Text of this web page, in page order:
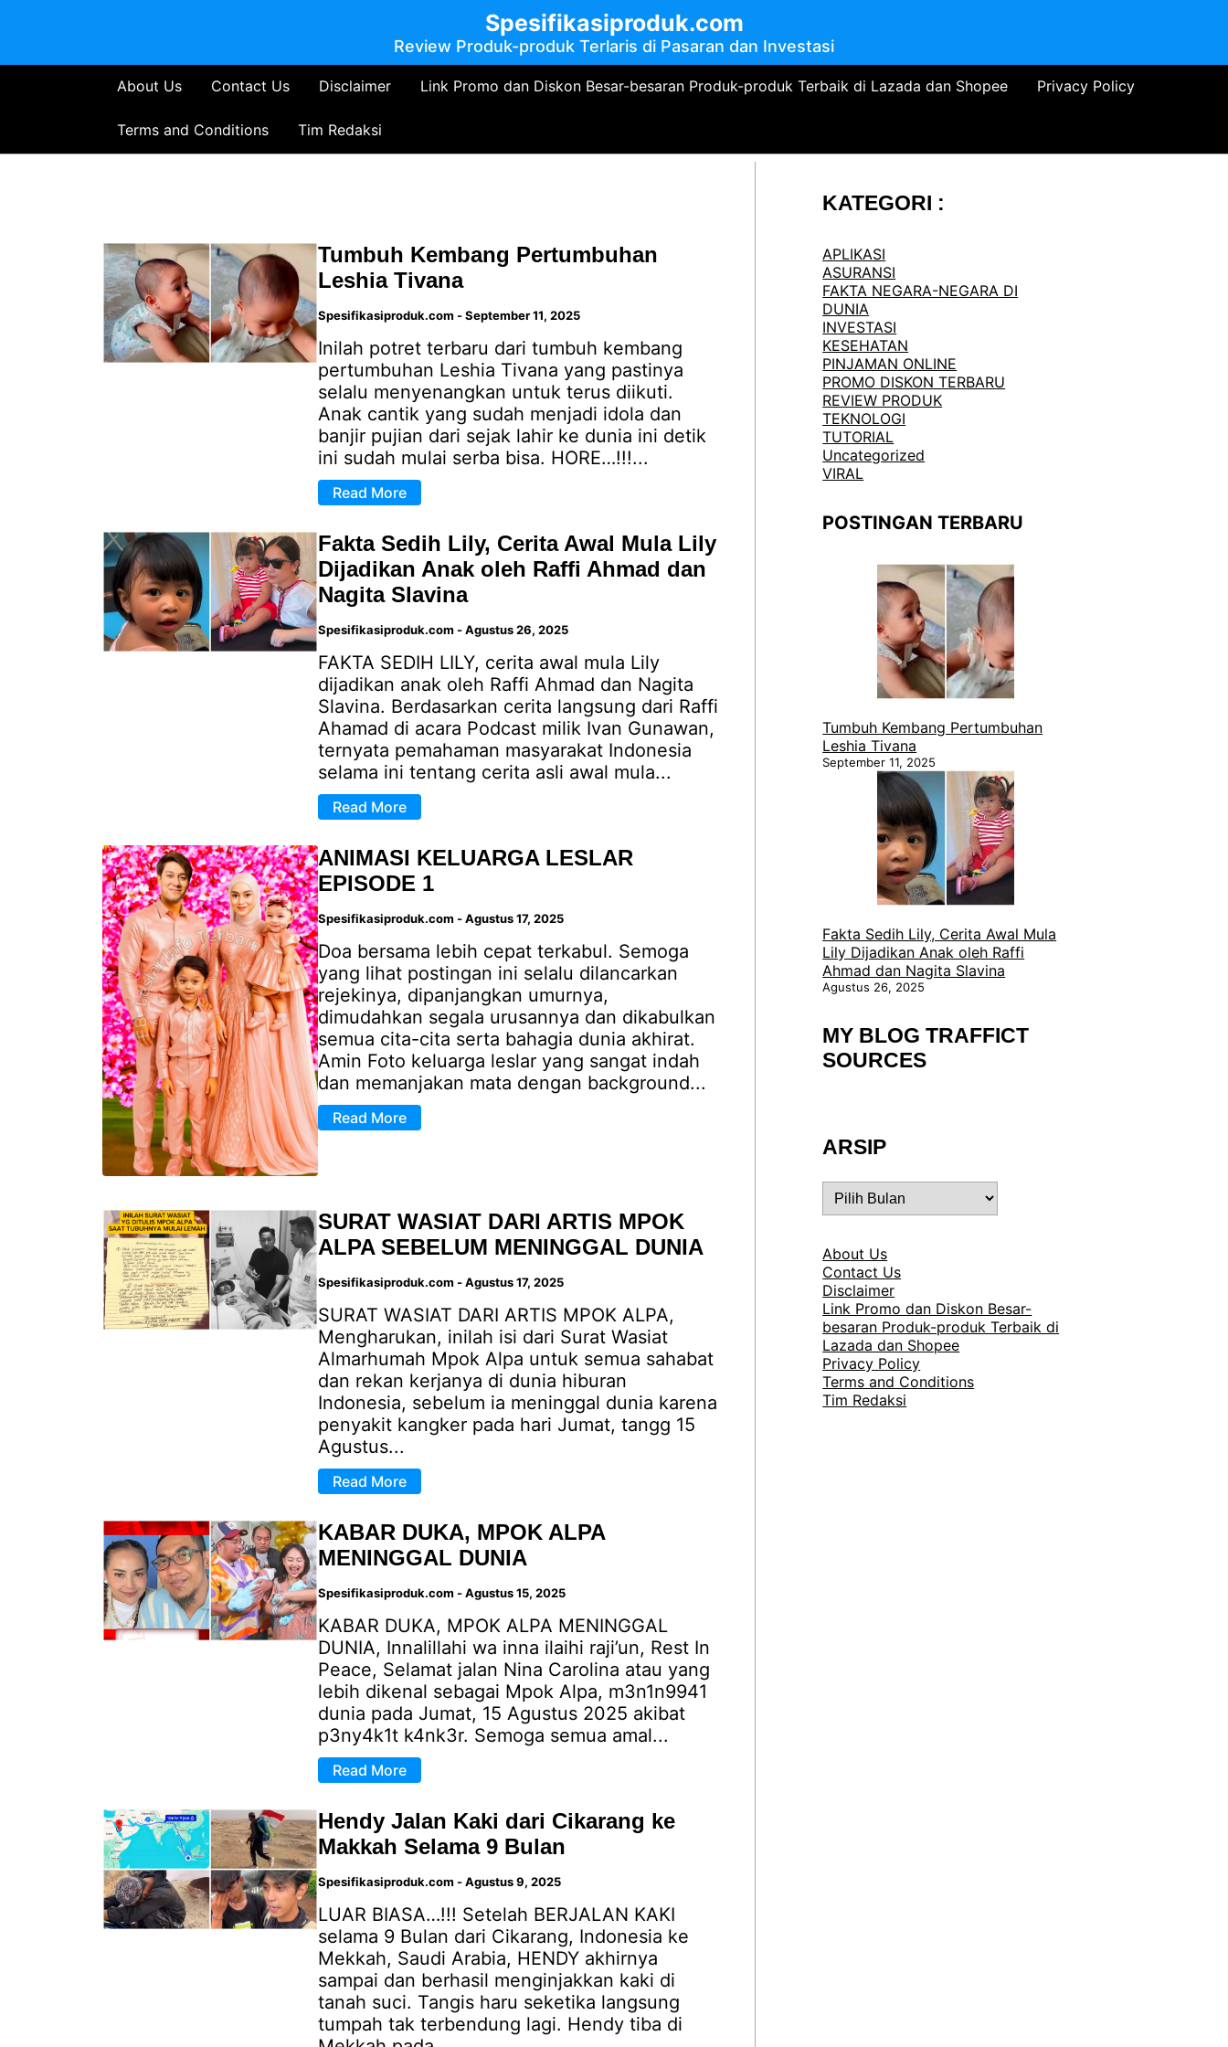
Spesifikasiproduk.com
Review Produk-produk Terlaris di Pasaran dan Investasi
About Us Contact Us Disclaimer Link Promo dan Diskon Besar-besaran Produk-produk Terbaik di Lazada dan Shopee Privacy Policy
Terms and Conditions Tim Redaksi
Tumbuh Kembang Pertumbuhan
Leshia Tivana
Spesifikasiproduk.com -September 11, 2025
Inilah potret terbaru dari tumbuh kembang
pertumbuhan Leshia Tivana yang pastinya
selalu menyenangkan untuk terus diikuti.
Anak cantik yang sudah menjadi idola dan
banjir pujian dari sejak lahir ke dunia ini detik
ini sudah mulai serba bisa. HORE…!!!...
Read More
Fakta Sedih Lily, Cerita Awal Mula Lily
Dijadikan Anak oleh Raffi Ahmad dan
Nagita Slavina
Spesifikasiproduk.com -Agustus 26, 2025
FAKTA SEDIH LILY, cerita awal mula Lily
dijadikan anak oleh Raffi Ahmad dan Nagita
Slavina. Berdasarkan cerita langsung dari Raffi
Ahamad di acara Podcast milik Ivan Gunawan,
ternyata pemahaman masyarakat Indonesia
selama ini tentang cerita asli awal mula...
Read More
ANIMASI KELUARGA LESLAR
EPISODE 1
Spesifikasiproduk.com -Agustus 17, 2025
Doa bersama lebih cepat terkabul. Semoga
yang lihat postingan ini selalu dilancarkan
rejekinya, dipanjangkan umurnya,
dimudahkan segala urusannya dan dikabulkan
semua cita-cita serta bahagia dunia akhirat.
Amin Foto keluarga leslar yang sangat indah
dan memanjakan mata dengan background...
Read More
SURAT WASIAT DARI ARTIS MPOK
ALPA SEBELUM MENINGGAL DUNIA
Spesifikasiproduk.com -Agustus 17, 2025
SURAT WASIAT DARI ARTIS MPOK ALPA,
Mengharukan, inilah isi dari Surat Wasiat
Almarhumah Mpok Alpa untuk semua sahabat
dan rekan kerjanya di dunia hiburan
Indonesia, sebelum ia meninggal dunia karena
penyakit kangker pada hari Jumat, tangg 15
Agustus...
Read More
KABAR DUKA, MPOK ALPA
MENINGGAL DUNIA
Spesifikasiproduk.com -Agustus 15, 2025
KABAR DUKA, MPOK ALPA MENINGGAL
DUNIA, Innalillahi wa inna ilaihi raji’un, Rest In
Peace, Selamat jalan Nina Carolina atau yang
lebih dikenal sebagai Mpok Alpa, m3n1n9941
dunia pada Jumat, 15 Agustus 2025 akibat
p3ny4k1t k4nk3r. Semoga semua amal...
Read More
Hendy Jalan Kaki dari Cikarang ke
Makkah Selama 9 Bulan
Spesifikasiproduk.com -Agustus 9, 2025
LUAR BIASA…!!! Setelah BERJALAN KAKI
selama 9 Bulan dari Cikarang, Indonesia ke
Mekkah, Saudi Arabia, HENDY akhirnya
sampai dan berhasil menginjakkan kaki di
tanah suci. Tangis haru seketika langsung
tumpah tak terbendung lagi. Hendy tiba di
KATEGORI :
APLIKASI
ASURANSI
FAKTA NEGARA-NEGARA DI
DUNIA
INVESTASI
KESEHATAN
PINJAMAN ONLINE
PROMO DISKON TERBARU
REVIEW PRODUK
TEKNOLOGI
TUTORIAL
Uncategorized
VIRAL
POSTINGAN TERBARU
Tumbuh Kembang Pertumbuhan
Leshia Tivana
September 11, 2025
Fakta Sedih Lily, Cerita Awal Mula
Lily Dijadikan Anak oleh Raffi
Ahmad dan Nagita Slavina
Agustus 26, 2025
MY BLOG TRAFFICT
SOURCES
ARSIP
ARSIP
About Us
Contact Us
Disclaimer
Link Promo dan Diskon Besar-
besaran Produk-produk Terbaik di
Lazada dan Shopee
Privacy Policy
Terms and Conditions
Tim Redaksi